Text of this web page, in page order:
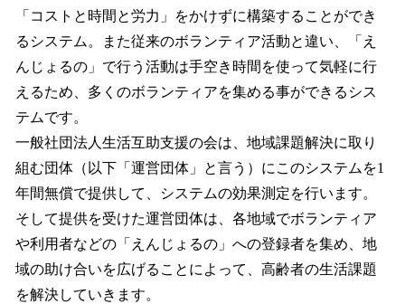
「コストと時間と労力」をかけずに構築することができ
るシステム。また従来のボランティア活動と違い、「え
んじょるの」で行う活動は手空き時間を使って気軽に行
えるため、多くのボランティアを集める事ができるシス
テムです。
一般社団法人生活互助支援の会は、地域課題解決に取り
組む団体（以下「運営団体」と言う）にこのシステムを1
年間無償で提供して、システムの効果測定を行います。
そして提供を受けた運営団体は、各地域でボランティア
や利用者などの「えんじょるの」への登録者を集め、地
域の助け合いを広げることによって、高齢者の生活課題
を解決していきます。